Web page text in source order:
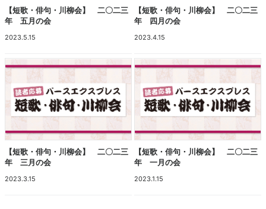
【短歌・俳句・川柳会】 二〇二三
年 五月の会
2023.5.15
【短歌・俳句・川柳会】 二〇二三
年 四月の会
2023.4.15
【短歌・俳句・川柳会】 二〇二三
年 三月の会
2023.3.15
【短歌・俳句・川柳会】 二〇二三
年 一月の会
2023.1.15